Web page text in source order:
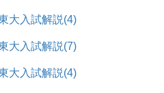
大入試解説(4)
大入試解説(7)
大入試解説(4)